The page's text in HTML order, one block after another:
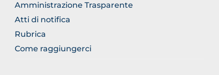
Amministrazione Trasparente
Atti di notifica
Rubrica
Come raggiungerci